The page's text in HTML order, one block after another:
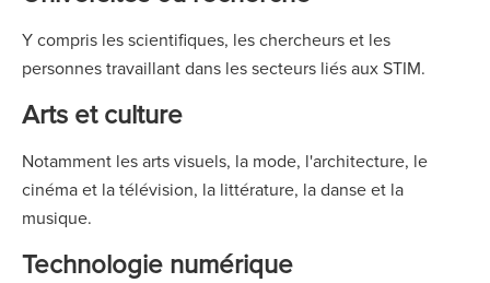
Y compris les scientifiques, les chercheurs et les
personnes travaillant dans les secteurs liés aux STIM.
Arts et culture
Notamment les arts visuels, la mode, l'architecture, le
cinéma et la télévision, la littérature, la danse et la
musique.
Technologie numérique